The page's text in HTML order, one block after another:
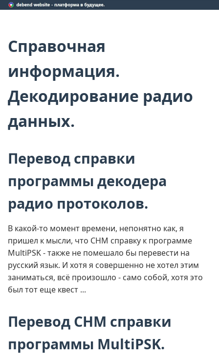
Справочная
информация.
Декодирование радио
данных.
Перевод справки
программы декодера
радио протоколов.
В какой-то момент времени, непонятно как, я
пришел к мысли, что CHM справку к программе
MultiPSK - также не помешало бы перевести на
русский язык. И хотя я совершенно не хотел этим
заниматься, всё произошло - само собой, хотя это
был тот еще квест ...
Перевод CHM справки
программы MultiPSK.